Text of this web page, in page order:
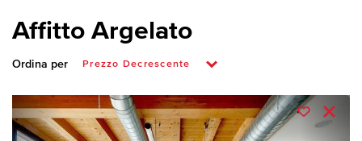
Affitto Argelato
Ordina per